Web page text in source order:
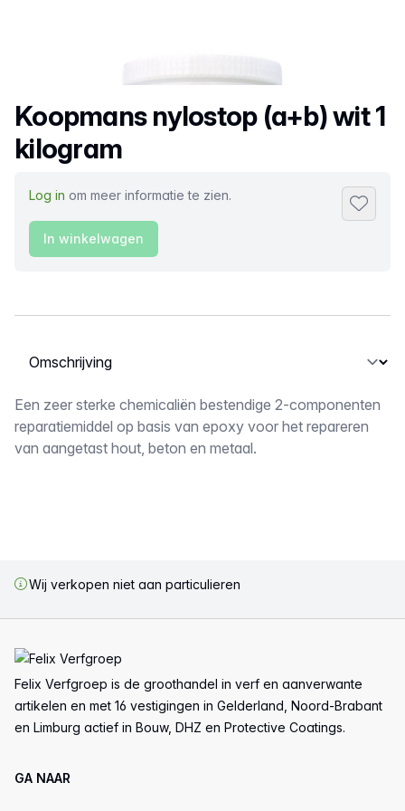
Productnaam
Koopmans nylostop (a+b) wit 1
kilogram
Log in om meer informatie te zien.
In winkelwagen
Selecteer een tabblad
Omschrijving
Een zeer sterke chemicaliën bestendige 2-componenten
reparatiemiddel op basis van epoxy voor het repareren
van aangetast hout, beton en metaal.
Wij verkopen niet aan particulieren
Felix Verfgroep is de groothandel in verf en aanverwante
artikelen en met 16 vestigingen in Gelderland, Noord-Brabant
en Limburg actief in Bouw, DHZ en Protective Coatings.
GA NAAR